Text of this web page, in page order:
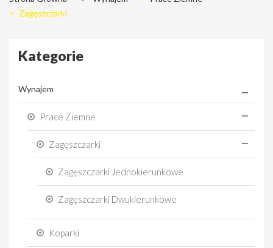
> Zagęszczarki
Kategorie
Wynajem
Prace Ziemne
Zagęszczarki
Zagęszczarki Jednokierunkowe
Zagęszczarki Dwukierunkowe
Koparki